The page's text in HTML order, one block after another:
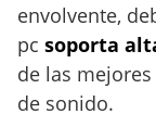
envolvente,
pc soporta
de las
de sonido.